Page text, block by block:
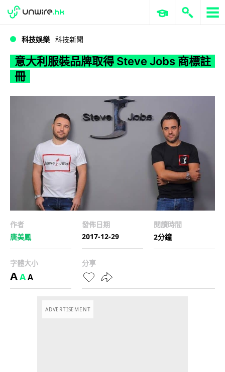
意大利服裝品牌取得 Steve Jobs 商標註冊
WWDC 2026 ERP 與商業 AI
科技娛樂 科技新聞
意大利服裝品牌取得 Steve Jobs 商標註
冊
作者
唐美鳳
發佈日期
2017-12-29
閱讀時間
2分鐘
字體大小
AAA
分享
ADVERTISEMENT